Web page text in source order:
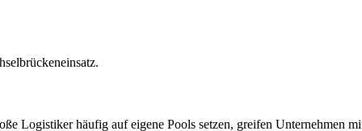
Logistiker häufig auf eigene Pools setzen, greifen Unternehmen